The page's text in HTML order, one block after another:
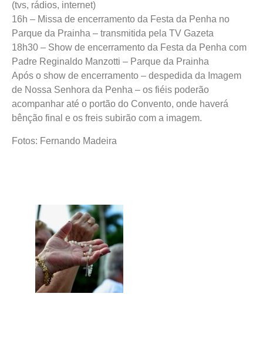
(tvs, rádios, internet)
16h – Missa de encerramento da Festa da Penha no
Parque da Prainha – transmitida pela TV Gazeta
18h30 – Show de encerramento da Festa da Penha com
Padre Reginaldo Manzotti – Parque da Prainha
Após o show de encerramento – despedida da Imagem
de Nossa Senhora da Penha – os fiéis poderão
acompanhar até o portão do Convento, onde haverá
bênção final e os freis subirão com a imagem.
Fotos: Fernando Madeira